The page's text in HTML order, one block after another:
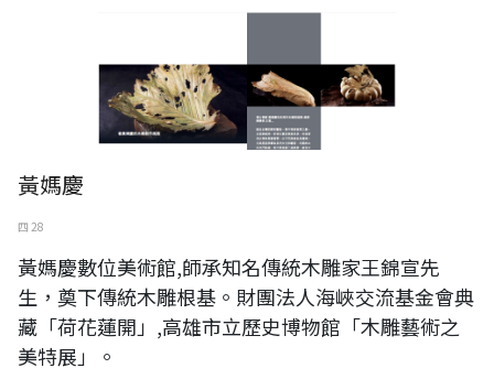
黃媽慶
四 28
黃媽慶數位美術館,師承知名傳統木雕家王錦宣先
生，奠下傳統木雕根基。財團法人海峽交流基金會典
藏「荷花蓮開」,高雄市立歷史博物館「木雕藝術之
美特展」。